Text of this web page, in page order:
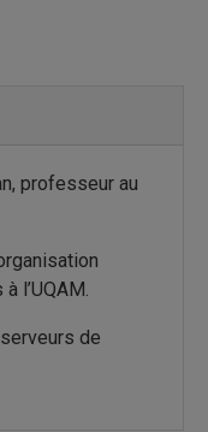
professeur au
l’UQAM.
de